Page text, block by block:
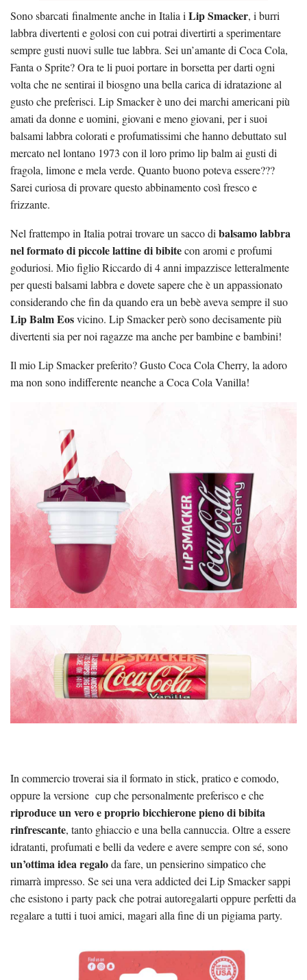
Sono sbarcati finalmente anche in Italia i Lip Smacker, i burri
labbra divertenti e golosi con cui potrai divertirti a sperimentare
sempre gusti nuovi sulle tue labbra. Sei un’amante di Coca Cola,
Fanta o Sprite? Ora te li puoi portare in borsetta per darti ogni
volta che ne sentirai il biosgno una bella carica di idratazione al
gusto che preferisci. Lip Smacker è uno dei marchi americani più
amati da donne e uomini, giovani e meno giovani, per i suoi
balsami labbra colorati e profumatissimi che hanno debuttato sul
mercato nel lontano 1973 con il loro primo lip balm ai gusti di
fragola, limone e mela verde. Quanto buono poteva essere???
Sarei curiosa di provare questo abbinamento così fresco e
frizzante.
Nel frattempo in Italia potrai trovare un sacco di balsamo labbra
nel formato di piccole lattine di bibitecon aromi e profumi
goduriosi. Mio figlio Riccardo di 4 anni impazzisce letteralmente
per questi balsami labbra e dovete sapere che è un appassionato
considerando che fin da quando era un bebè aveva sempre il suo
Lip Balm Eosvicino. Lip Smacker però sono decisamente più
divertenti sia per noi ragazze ma anche per bambine e bambini!
Il mio Lip Smacker preferito? Gusto Coca Cola Cherry, la adoro
ma non sono indifferente neanche a Coca Cola Vanilla!
In commercio troverai sia il formato in stick, pratico e comodo,
oppure la versione cup che personalmente preferisco e che
riproduce un vero e proprio bicchierone pieno di bibita
rinfrescante, tanto ghiaccio e una bella cannuccia. Oltre a essere
idratanti, profumati e belli da vedere e avere sempre con sé, sono
un’ottima idea regaloda fare, un pensierino simpatico che
rimarrà impresso. Se sei una vera addicted dei Lip Smacker sappi
che esistono i party pack che potrai autoregalarti oppure perfetti da
regalare a tutti i tuoi amici, magari alla fine di un pigiama party.